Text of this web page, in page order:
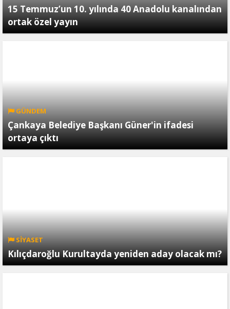
15 Temmuz’un 10. yılında 40 Anadolu kanalından
ortak özel yayın
GÜNDEM
Çankaya Belediye Başkanı Güner'in ifadesi
ortaya çıktı
SİYASET
Kılıçdaroğlu Kurultayda yeniden aday olacak mı?